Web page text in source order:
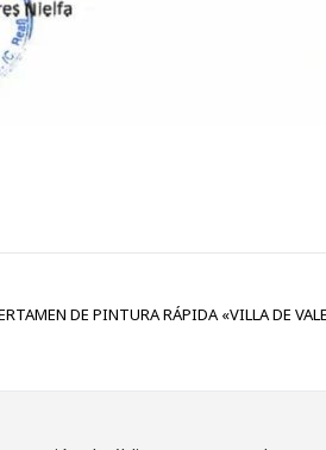
DE PINTURA RÁPIDA «VILLA DE